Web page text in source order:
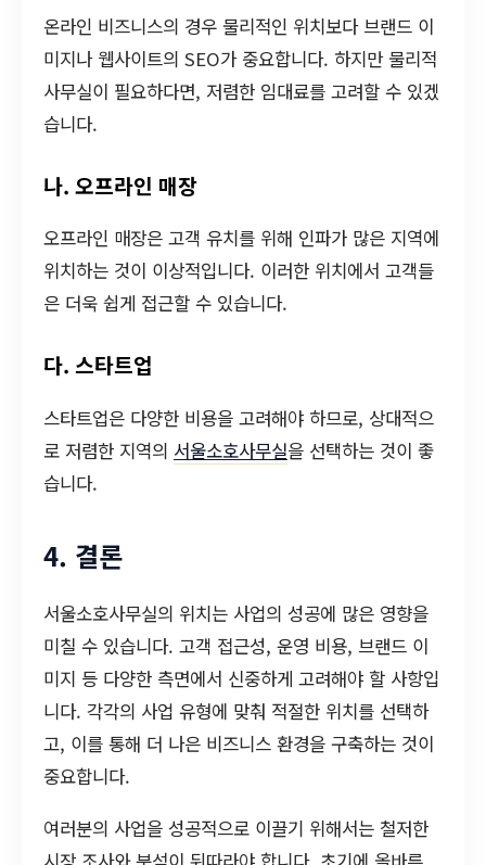
온라인 비즈니스의 경우 물리적인 위치보다 브랜드 이
미지나 웹사이트의 SEO가 중요합니다. 하지만 물리적
사무실이 필요하다면, 저렴한 임대료를 고려할 수 있겠
습니다.
나. 오프라인 매장
오프라인 매장은 고객 유치를 위해 인파가 많은 지역에
위치하는 것이 이상적입니다. 이러한 위치에서 고객들
은 더욱 쉽게 접근할 수 있습니다.
다. 스타트업
스타트업은 다양한 비용을 고려해야 하므로, 상대적으
로 저렴한 지역의 서울소호사무실을 선택하는 것이 좋
습니다.
4. 결론
서울소호사무실의 위치는 사업의 성공에 많은 영향을
미칠 수 있습니다. 고객 접근성, 운영 비용, 브랜드 이
미지 등 다양한 측면에서 신중하게 고려해야 할 사항입
니다. 각각의 사업 유형에 맞춰 적절한 위치를 선택하
고, 이를 통해 더 나은 비즈니스 환경을 구축하는 것이
중요합니다.
여러분의 사업을 성공적으로 이끌기 위해서는 철저한